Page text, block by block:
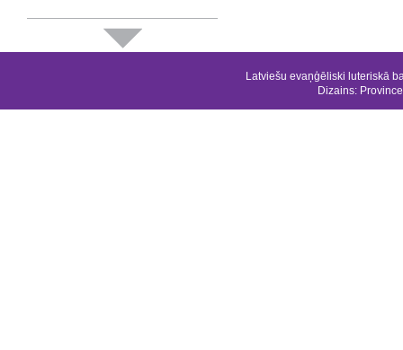
Latviešu evaņģēliski luteriskā
Dizains: